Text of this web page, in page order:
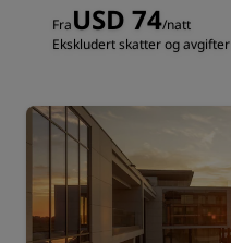
FraUSD 74/natt
Ekskludert skatter og avgifter